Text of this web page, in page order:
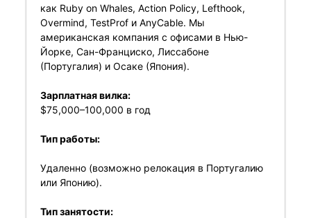
как Ruby on Whales, Action Policy, Lefthook,
Overmind, TestProf и AnyCable. Мы
американская компания с офисами в Нью-
Йорке, Сан-Франциско, Лиссабоне
(Португалия) и Осаке (Япония).
Зарплатная вилка:
$75,000–100,000 в год
Тип работы:
Удаленно (возможно релокация в Португалию
или Японию).
Тип занятости: